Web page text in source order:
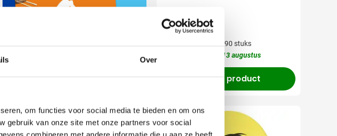
Over
om functies voor social media te bieden en om ons
gebruik van onze site met onze partners voor social
vanaf0,53 0,31
Bedrukken vanaf 90 stuks
13 augustus
Bekijk product
Bestseller
Topper